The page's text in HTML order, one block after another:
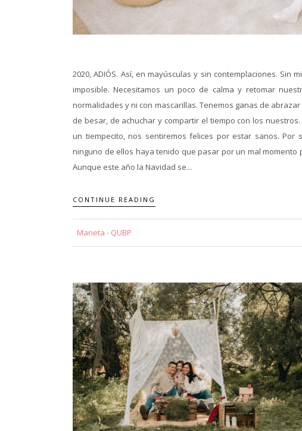
2020, ADIÓS. Así, en mayúsculas y sin contemplaciones.
imposible. Necesitamos un poco de calma y retomar
normalidades y ni con mascarillas. Tenemos ganas de
de besar, de achuchar y compartir el tiempo con los
un tiempecito, nos sentiremos felices por estar sanos.
ninguno de ellos haya tenido que pasar por un mal momento
Aunque este año la Navidad se...
CONTINUE READING
Marieta - QUBP